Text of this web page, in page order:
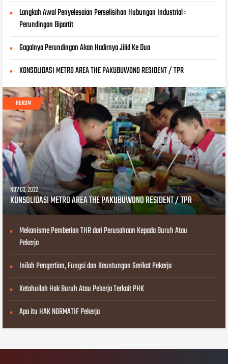
Langkah Awal Penyelesaian Perselisihan Hubungan Industrial :
Perundingan Bipartit
Gagalnya Perundingan Akan Hadirnya Jilid Ke Dua
KONSOLIDASI METRO AREA THE PAKUBUWONO RESIDENT / TPR
HUKUM
NOV 03, 2022
KONSOLIDASI METRO AREA THE PAKUBUWONO RESIDENT / TPR
Mekanisme Pemberian THR dari Perusahaan Kepada Buruh Atau
Pekerja
Inilah Pengertian, Fungsi dan Keuntungan Serikat Pekerja
Ketahuilah Hak Buruh Atau Pekerja Terkait PHK
Apa itu HAK NORMATIF Pekerja